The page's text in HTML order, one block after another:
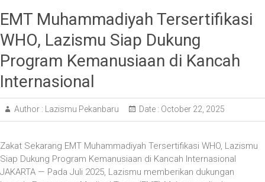
EMT Muhammadiyah Tersertifikasi
WHO, Lazismu Siap Dukung
Program Kemanusiaan di Kancah
Internasional
Author : Lazismu Pekanbaru Date : October 22, 2025
Zakat Sekarang EMT Muhammadiyah Tersertifikasi WHO, Lazismu
Siap Dukung Program Kemanusiaan di Kancah Internasional
JAKARTA — Pada Juli 2025, Lazismu memberikan dukungan